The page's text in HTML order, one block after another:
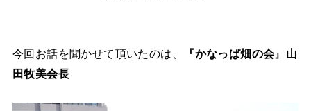
今回お話を聞かせて頂いたのは、 『かなっぱ畑の会』 山
田牧美会長